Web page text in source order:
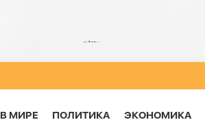
В МИРЕ ПОЛИТИКА ЭКОНОМИКА